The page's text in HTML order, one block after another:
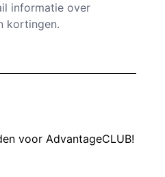
informatie over
kortingen.
voor AdvantageCLUB!